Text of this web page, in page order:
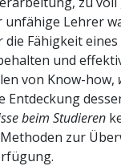
Lehrer
Fähigkeit eines
und
von Know-how,
Entdeckung
beim Studieren
zur